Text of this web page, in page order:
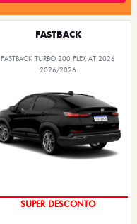
FASTBACK
FASTBACK TURBO 200 FLEX AT 2026
2026/2026
SUPER DESCONTO